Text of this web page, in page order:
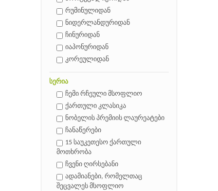
რუმინულიდან
ნიდერლანდურიდან
ჩინურიდან
იაპონურიდან
კორეულიდან
სერია
ჩემი რჩეული მსოფლიო
ქართული კლასიკა
ნობელის პრემიის ლაურეატები
ჩანაწერები
15 საუკეთესო ქართული
მოთხრობა
ჩვენი ღირსებანი
ადამიანები, რომელთაც
შეცვალეს მსოფლიო